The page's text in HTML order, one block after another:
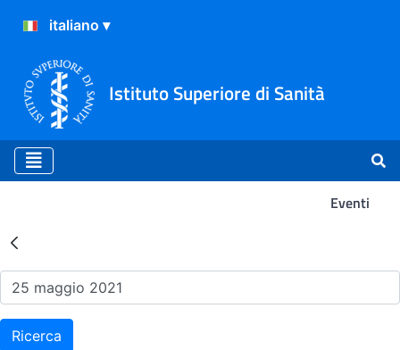
Istituto Superiore di Sanità
Eventi
Risultati della Ricerca -
Ricerca